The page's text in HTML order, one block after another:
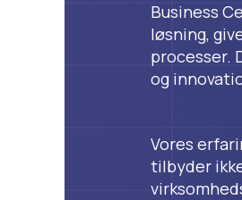
Business
løsning,
processer.
og
Vores
tilbyder